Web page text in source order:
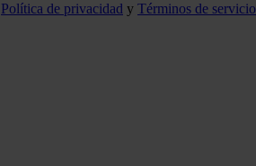
Política de privacidad y Términos de servicio